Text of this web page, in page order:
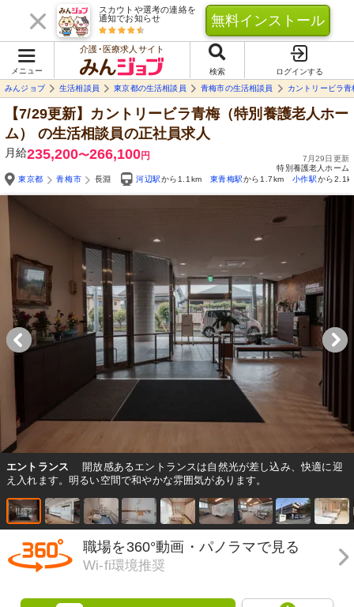
スカウトや選考の連絡を
通知でお知らせ
無料インストール
メニュー
介護･医療求人サイト
検索
ログインする
みんジョブ
生活相談員 東京都の生活相談員 青梅市の生活相談員 カントリービラ青
【7/29更新】カントリービラ青梅（特別養護老人ホー
ム）
の生活相談員の正社員求人
月給235,200〜266,100円
7月29日更新
特別養護老人ホーム
東京都
青梅市 長淵 河辺駅から1.1km 東青梅駅から1.7km 小作駅から
エントランス
開放感あるエントランスは自然光が差し込み、快適に迎
え入れます。明るい空間で和やかな雰囲気があります。
職場を360°動画・パノラマで見る
Wi-fi環境推奨